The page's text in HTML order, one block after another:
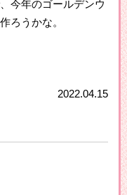
今年のゴールデンウ
ろうかな。
2022.04.15